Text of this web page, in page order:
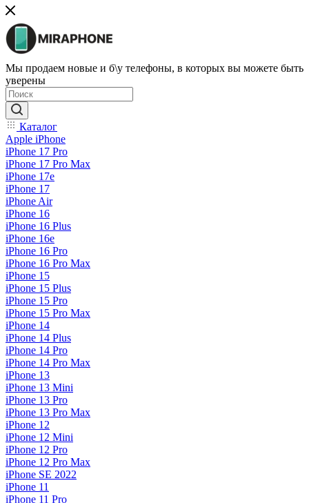
Мы продаем новые и б\у телефоны, в которых вы можете быть
уверены
Каталог
Apple iPhone
iPhone 17 Pro
iPhone 17 Pro Max
iPhone 17e
iPhone 17
iPhone Air
iPhone 16
iPhone 16 Plus
iPhone 16e
iPhone 16 Pro
iPhone 16 Pro Max
iPhone 15
iPhone 15 Plus
iPhone 15 Pro
iPhone 15 Pro Max
iPhone 14
iPhone 14 Plus
iPhone 14 Pro
iPhone 14 Pro Max
iPhone 13
iPhone 13 Mini
iPhone 13 Pro
iPhone 13 Pro Max
iPhone 12
iPhone 12 Mini
iPhone 12 Pro
iPhone 12 Pro Max
iPhone SE 2022
iPhone 11
iPhone 11 Pro